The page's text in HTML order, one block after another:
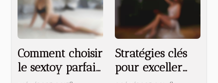
Comment choisir
le sextoy parfait
Stratégies clés
pour exceller